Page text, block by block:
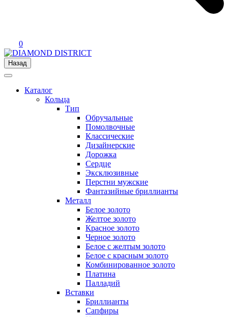
0
Назад
Каталог
Кольца
Тип
Обручальные
Помолвочные
Классические
Дизайнерские
Дорожка
Сердце
Эксклюзивные
Перстни мужские
Фантазийные бриллианты
Металл
Белое золото
Желтое золото
Красное золото
Черное золото
Белое с желтым золото
Белое с красным золото
Комбинированное золото
Платина
Палладий
Вставки
Бриллианты
Сапфиры